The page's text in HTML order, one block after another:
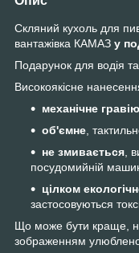
Cкляний кухоль для
вантажівка КАМАЗ у
Подарунок для водія
Високоякісне
механічне
об'ємне ,
не змивається ,
посудомийній
цілком
застосовуються
Що може бути краще,
зображенням